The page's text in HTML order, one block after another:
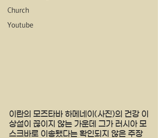
Church
Youtube
이란의 모즈타바 하메네이(사진)의 건강 이
상설이 끊이지 않는 가운데 그가 러시아 모
스크바로 이송됐다는 확인되지 않은 주장